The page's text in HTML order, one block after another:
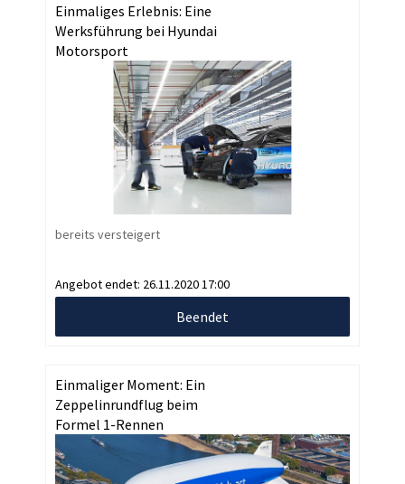
Einmaliges Erlebnis: Eine
Werksführung bei Hyundai
Motorsport
bereits versteigert
Angebot endet: 26.11.2020 17:00
Beendet
Einmaliger Moment: Ein
Zeppelinrundflug beim
Formel 1-Rennen